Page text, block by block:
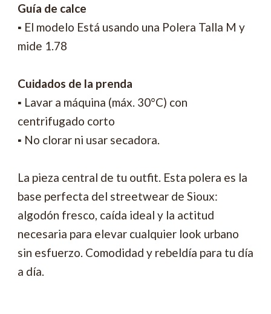
Guía de calce
▪ El modelo Está usando una Polera Talla M y
mide 1.78
Cuidados de la prenda
▪ Lavar a máquina (máx. 30°C) con
centrifugado corto
▪ No clorar ni usar secadora.
La pieza central de tu outfit. Esta polera es la
base perfecta del streetwear de Sioux:
algodón fresco, caída ideal y la actitud
necesaria para elevar cualquier look urbano
sin esfuerzo. Comodidad y rebeldía para tu día
a día.